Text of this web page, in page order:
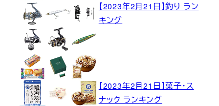
【2023年2月21日】釣り ラン
キング
【2023年2月21日】菓子・ス
ナック ランキング